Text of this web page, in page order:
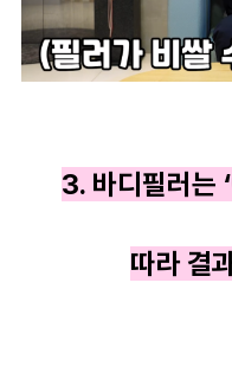
3. 바디필러는
따라 결